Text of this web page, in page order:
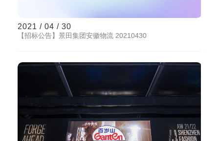
2021 / 04 / 30
【招标公告】景田集团安徽物流 20210430